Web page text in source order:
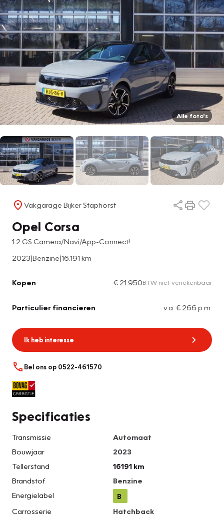
Alle foto's
Vakgarage Bijker Staphorst
Opel Corsa
1.2 GS Camera/Navi/App-Connect!
2023|Benzine|16.191 km
Kopen € 21.950BTW niet verrekenbaar
Particulier financieren v.a. € 266 p.m.
Ik heb interesse
Bel ons op 0522-461570
Specificaties
Transmissie
Automaat
Bouwjaar
2023
Tellerstand
16191 km
Brandstof
Benzine
Energielabel
B
Carrosserie
Hatchback